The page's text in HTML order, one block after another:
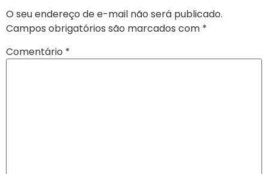
O seu endereço de e-mail não será publicado.
Campos obrigatórios são marcados com *
Comentário *